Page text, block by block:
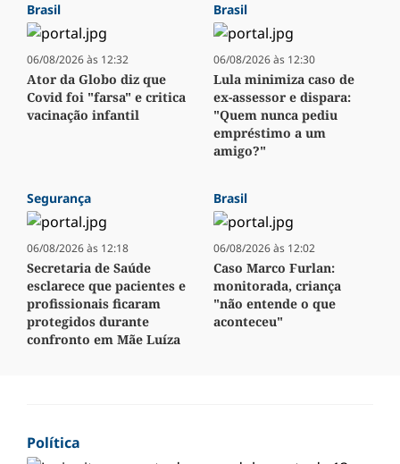
Brasil
06/08/2026 às 12:32
Ator da Globo diz que
Covid foi "farsa" e critica
vacinação infantil
Brasil
06/08/2026 às 12:30
Lula minimiza caso de
ex-assessor e dispara:
"Quem nunca pediu
empréstimo a um
amigo?"
Segurança
06/08/2026 às 12:18
Secretaria de Saúde
esclarece que pacientes e
profissionais ficaram
protegidos durante
confronto em Mãe Luíza
Brasil
06/08/2026 às 12:02
Caso Marco Furlan:
monitorada, criança
"não entende o que
aconteceu"
Política